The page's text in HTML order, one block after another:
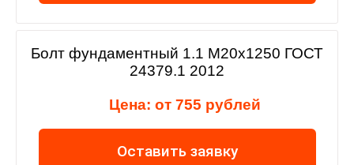
Болт фундаментный 1.1 М20х1250 ГОСТ
24379.1 2012
Цена: от 755 рублей
Оставить заявку